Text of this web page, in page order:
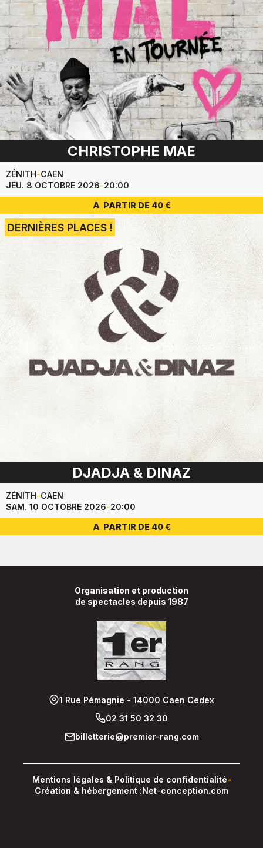
CHRISTOPHE MAE
ZÉNITH-CAEN
JEU. 8 OCTOBRE 2026-20:00
A PARTIR DE 40 €
DERNIÈRES PLACES !
DJADJA & DINAZ
ZÉNITH-CAEN
SAM. 10 OCTOBRE 2026-20:00
A PARTIR DE 40 €
Organisation et production
de spectacles depuis 1987
1 Rue Pémagnie - 14000 Caen Cedex
02 31 50 32 30
billetterie@premier-rang.com
Mentions légales & Politique de confidentialité-
Création & hébergement :Net-conception.com